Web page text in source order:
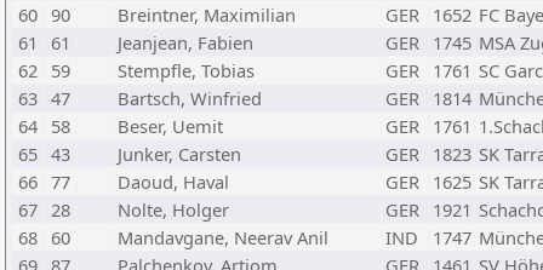
60 90 Breintner, Maximilian GER 1652 FC
61
61 Jeanjean, Fabien GER 1745 MSA
62 59 Stempfle, Tobias GER 1761 SC
63 47 Bartsch, Winfried GER 1814
64 58 Beser, Uemit GER 1761
65 43 Junker, Carsten GER 1823 SK
66 77 Daoud, Haval GER 1625 SK
67 28 Nolte, Holger GER 1921
68 60 Mandavgane, Neerav Anil IND 1747
69 87 Palchenkov, Artiom GER 1461 SV